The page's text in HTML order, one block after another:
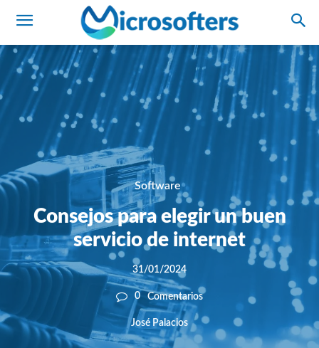
Software
Consejos para elegir un buen
servicio de internet
31/01/2024
0 Comentarios
José Palacios